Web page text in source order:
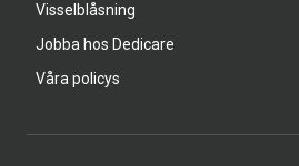
Visselblåsning
Jobba hos Dedicare
Våra policys